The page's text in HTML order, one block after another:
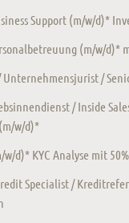
Support (m/w/d)*
(m/w/d)*
Unternehmensjurist /
/ Inside
w/d)*
d)* KYC Analyse mit
Specialist /